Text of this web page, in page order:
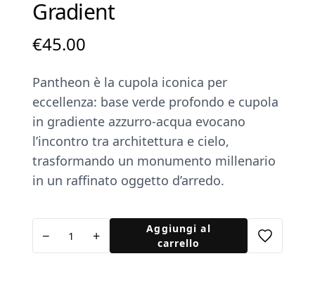
Gradient
€45.00
Pantheon è la cupola iconica per
eccellenza: base verde profondo e cupola
in gradiente azzurro-acqua evocano
l’incontro tra architettura e cielo,
trasformando un monumento millenario
in un raffinato oggetto d’arredo.
Pantheon
− +
Aggiungi al
carrello